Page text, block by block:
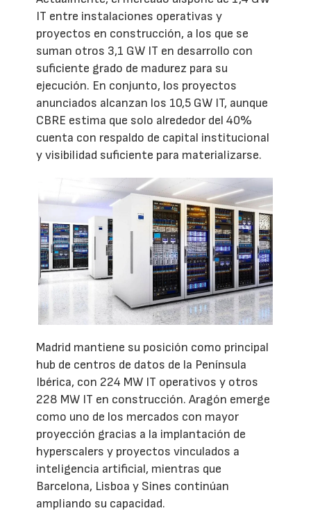
IT entre instalaciones operativas y
proyectos en construcción, a los que se
suman otros 3,1 GW IT en desarrollo con
suficiente grado de madurez para su
ejecución. En conjunto, los proyectos
anunciados alcanzan los 10,5 GW IT, aunque
CBRE estima que solo alrededor del 40%
cuenta con respaldo de capital institucional
y visibilidad suficiente para materializarse.
Madrid mantiene su posición como principal
hub de centros de datos de la Península
Ibérica, con 224 MW IT operativos y otros
228 MW IT en construcción. Aragón emerge
como uno de los mercados con mayor
proyección gracias a la implantación de
hyperscalers y proyectos vinculados a
inteligencia artificial, mientras que
Barcelona, Lisboa y Sines continúan
ampliando su capacidad.